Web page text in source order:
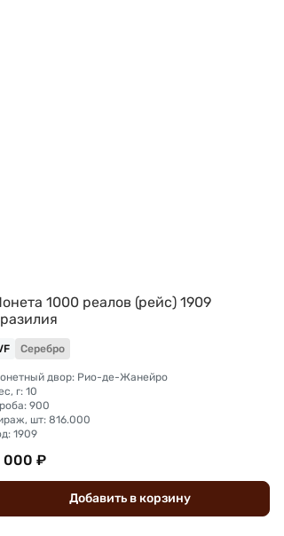
1000 реалов (рейс) 1909
Серебро
двор: Рио-де-Жанейро
г: 10
900
шт: 816.000
1909
000 ₽
Добавить в корзину